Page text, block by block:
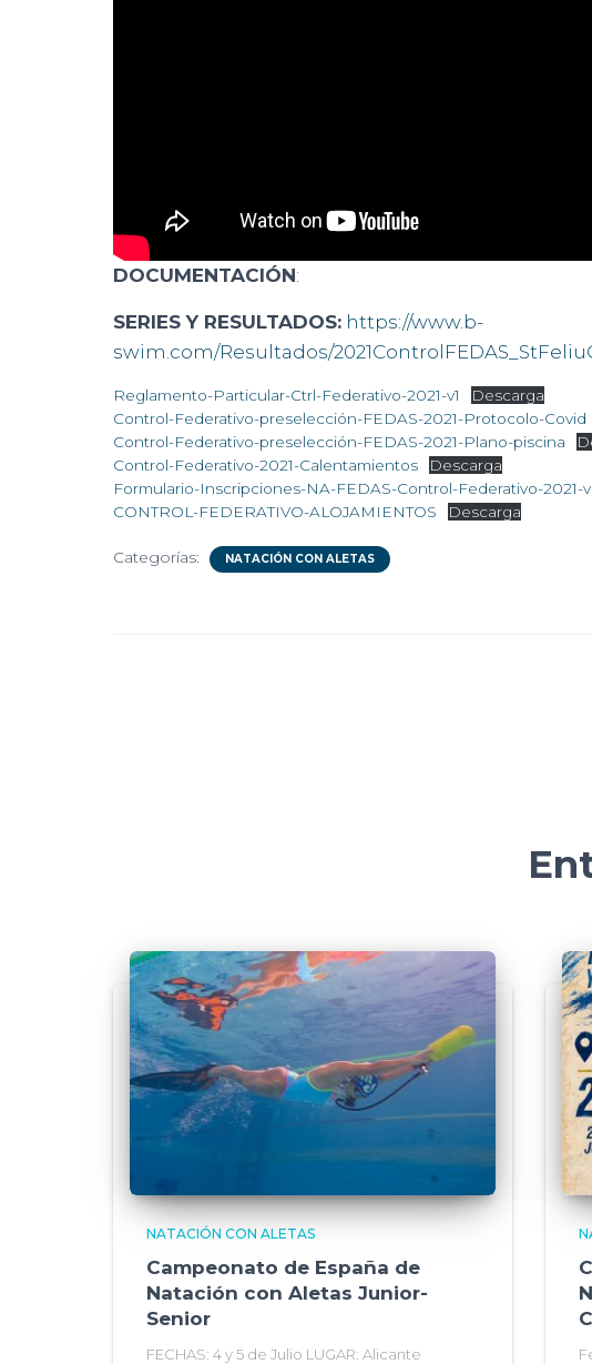
DOCUMENTACIÓN:
SERIES Y RESULTADOS: https://www.b-
swim.com/Resultados/
Reglamento-Particular-Ctrl-Federativo-2021-v1
Descarga
Control-Federativo-preselección-FEDAS-2021-Protocolo-Covid
Control-Federativo-preselección-FEDAS-2021-Plano-piscina
Control-Federativo-2021-Calentamientos
Descarga
Formulario-Inscripciones-NA-FEDAS-Control-Federativo-2021-
CONTROL-FEDERATIVO-ALOJAMIENTOS
Descarga
Categorías: NATACIÓN CON ALETAS
NATACIÓN CON ALETAS
Campeonato de España de
Natación con Aletas Junior-
Senior
FECHAS: 4 y 5 de Julio LUGAR: Alicante